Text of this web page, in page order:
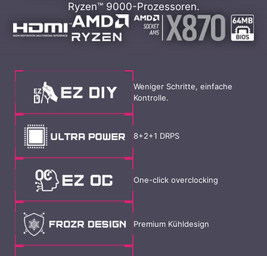
Ryzen™ 9000-Prozessoren.
Weniger Schritte, einfache
Kontrolle.
8+2+1 DRPS
One-click overclocking
Premium Kühldesign